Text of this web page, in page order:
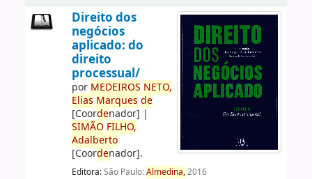
Direito dos
negócios
aplicado: do
direito
processual/
por MEDEIROS NETO,
Elias Marques de
[Coordenador] |
SIMÃO FILHO,
Adalberto
[Coordenador].
Editora:São Paulo:Almedina,2016